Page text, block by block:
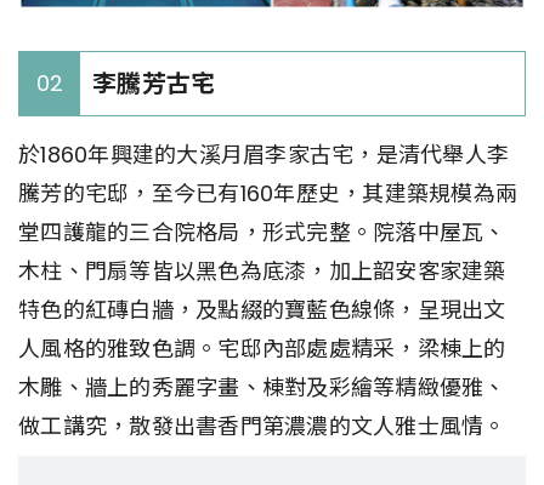
02 李騰芳古宅
於1860年興建的大溪月眉李家古宅，是清代舉人李
騰芳的宅邸，至今已有160年歷史，其建築規模為兩
堂四護龍的三合院格局，形式完整。院落中屋瓦、
木柱、門扇等皆以黑色為底漆，加上韶安客家建築
特色的紅磚白牆，及點綴的寶藍色線條，呈現出文
人風格的雅致色調。宅邸內部處處精采，梁棟上的
木雕、牆上的秀麗字畫、棟對及彩繪等精緻優雅、
做工講究，散發出書香門第濃濃的文人雅士風情。